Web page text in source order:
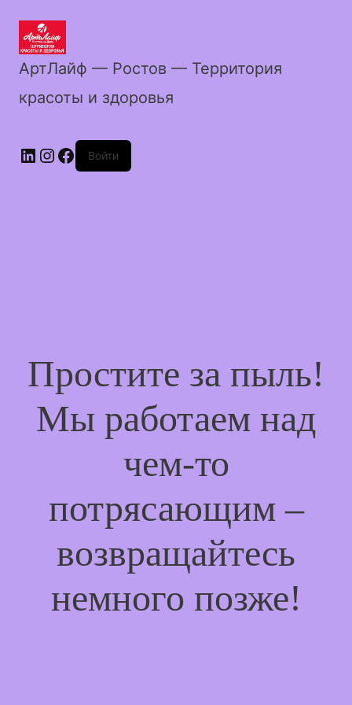
АртЛайф — Ростов — Территория
красоты и здоровья
LinkedIn
Instagram
Facebook
Войти
Простите за пыль!
Мы работаем над
чем-то
потрясающим –
возвращайтесь
немного позже!